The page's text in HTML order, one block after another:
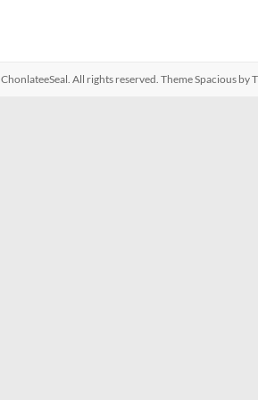
ChonlateeSeal. All rights reserved. ThemeSpacious by